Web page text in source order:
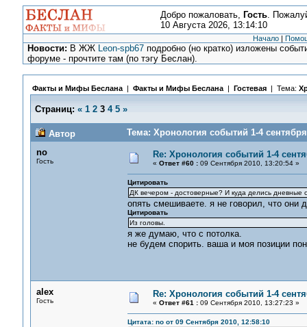
Добро пожаловать, Гость.
10 Августа 2026, 13:14:10
Начало |
Новости: В ЖЖ Leon-spb67 подробно (но кратко) изложены
форуме - прочтите там (по тэгу Беслан).
Факты и Мифы Беслана| Факты и Мифы Беслана| Гостевая | Тема:
Страниц: « 1 2 3 4 5 »
Автор
Тема: Хронология событий 1-4
no
Гость
Re: Хронология событий 1-4
« Ответ #60 :09 Сентября 2010, 13:20:54 »
Цитировать
ДК вечером - достоверные? И куда делись дневные
опять смешиваете. я не говорил, что они
Цитировать
Из головы.
я же думаю, что с потолка.
не будем спорить. ваша и моя позиции
alex
Гость
Re: Хронология событий 1-4
« Ответ #61 :09 Сентября 2010, 13:27:23 »
Цитата: no от 09 Сентября 2010, 12:58:10